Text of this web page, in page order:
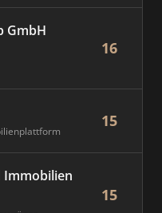
GmbH
16
15
Immobilien
15